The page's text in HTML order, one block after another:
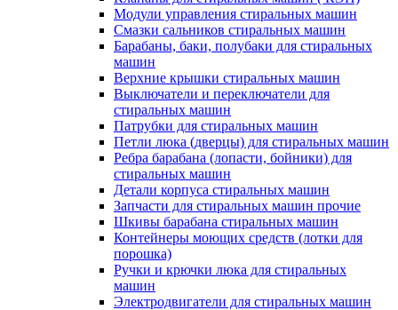
Модули управления стиральных машин
Смазки сальников стиральных машин
Барабаны, баки, полубаки для стиральных
машин
Верхние крышки стиральных машин
Выключатели и переключатели для
стиральных машин
Патрубки для стиральных машин
Петли люка (дверцы) для стиральных машин
Ребра барабана (лопасти, бойники) для
стиральных машин
Детали корпуса стиральных машин
Запчасти для стиральных машин прочие
Шкивы барабана стиральных машин
Контейнеры моющих средств (лотки для
порошка)
Ручки и крючки люка для стиральных
машин
Электродвигатели для стиральных машин